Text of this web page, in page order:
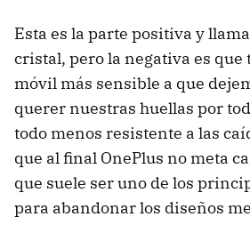
Esta es la parte positiva y
cristal, pero la negativa es que
móvil más sensible a que
querer nuestras huellas por
todo menos resistente a las
que al final OnePlus no meta
que suele ser uno de los
para abandonar los diseños